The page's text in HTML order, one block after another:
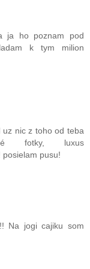
ja ho poznam pod
k tym milion
nic z toho od teba
fotky, luxus
pusu!
Na jogi cajiku som